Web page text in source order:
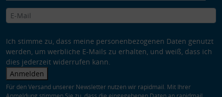
Ich stimme zu, dass meine personenbezogenen Daten genutzt
werden, um werbliche E-Mails zu erhalten, und weiß, dass ich
dies jederzeit widerrufen kann.
Anmelden
Für den Versand unserer Newsletter nutzen wir rapidmail. Mit Ihrer